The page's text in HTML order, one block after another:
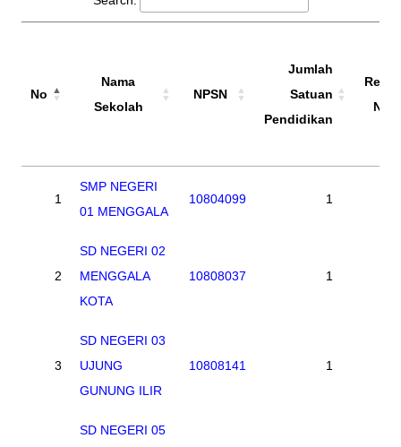
No
Nama
Sekolah
NPSN
Jumlah
Satuan
Pendidikan
Nama
Sekolah
Satuan
1
SMP NEGERI
01 MENGGALA
10804099 1
2
SD NEGERI 02
MENGGALA
KOTA
10808037 1
3
SD NEGERI 03
UJUNG
GUNUNG ILIR
10808141 1
SD NEGERI 05